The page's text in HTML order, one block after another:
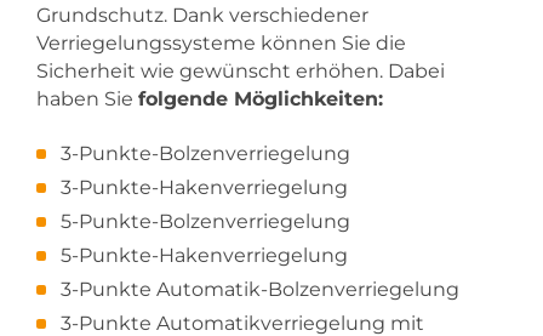
Grundschutz. Dank verschiedener
Verriegelungssysteme können Sie die
Sicherheit wie gewünscht erhöhen. Dabei
haben Sie folgende Möglichkeiten:
3-Punkte-Bolzenverriegelung
3-Punkte-Hakenverriegelung
5-Punkte-Bolzenverriegelung
5-Punkte-Hakenverriegelung
3-Punkte Automatik-Bolzenverriegelung
3-Punkte Automatikverriegelung mit